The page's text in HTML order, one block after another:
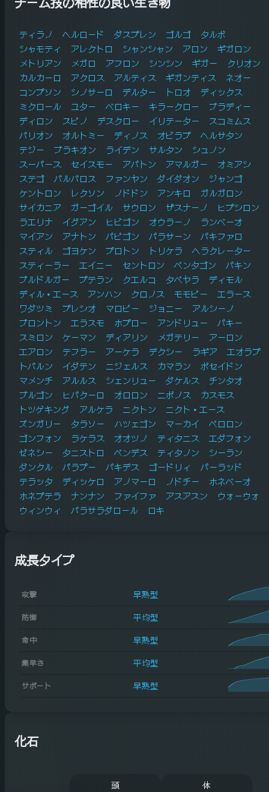
ティラノ ヘルロード ダスプレン ゴルゴ
タルボ
シャモティ
アレクトロ シャンシャン アロン
ギガロン
メトリアン
メガロ アフロン シンシン ギガー
クリオン
カルカーロ
アクロス アルティス ギガンティス
ネオー
コンプソン
シノサーロ デルター トロオ
ディックス
ミクロール
ユター ベロキー キラークロー
ブラディー
ディロン
スピノ デスクロー イリテーター
スコミムス
バリオン
オルトミー ディノス オビラプ
ヘルサタン
テジー
ブラキオン ライデン サルタン
シュノン
スーパース
セイスモー アパトン アマルガー
オミアシ
ステゴ
バルバロス ファンヤン ダイダオン
ジャンゴ
ケントロン
レクソン ノドドン アンキロ
ガルガロン
サイカニア
ガーゴイル サウロン ザスナーノ
ヒプシロン
ラエリナ
イグアン ヒビゴン オウラーノ
ランベーオ
マイアン
アナトン パピゴン パラサーン
パキファロ
スティル
ゴヨケン プロトン トリケラ
ヘラクレーター
スティーラー
エイニー セントロン ペンタゴン
パキン
ブルドルガー
プテラン クエルコ タペヤラ
ディモル
ディル・エース
アンハン クロノス モモピー
エラース
ワダツミ
プレシオ マロピー ジョニー
アルシーノ
ブロントン
エラスモ ホプロー アンドリュー
パキー
スミロン
ケーマン ディアリン メガテリー
アーロン
エアロン
テフラー アーケラ デクシー ラギア
エオラプ
トバルン
イダテン ニジェルス カマラン
ポセイドン
マメンチ
アルルス シェンリュー ダケルス
チンタオ
ブルゴン
ヒパクーロ オロロン ニポノス
カスモス
トツゲキング
アルケラ ニクトン
ニクト・エース
ズンガリー
タラソー ハツェゴン マーカイ
ペロロン
ゴンフォン
ラケラス オオツノ ティタニス
エダフォン
ゼネシー
タニストロ ペンデス ティタノン
シーラン
ダンクル
パラプー パキデス ゴードリィ
パーラッド
テラッタ
ディッケロ アノマーロ ノドチー
ホネベーオ
ホネプテラ
ナンナン ファイファ アスアスン
ウォーウォ
ウィンウィ
パラサラダロール ロキ
成長タイプ
攻撃 早熟型
防御 平均型
命中 早熟型
素早さ 平均型
サポート 早熟型
化石
頭 体